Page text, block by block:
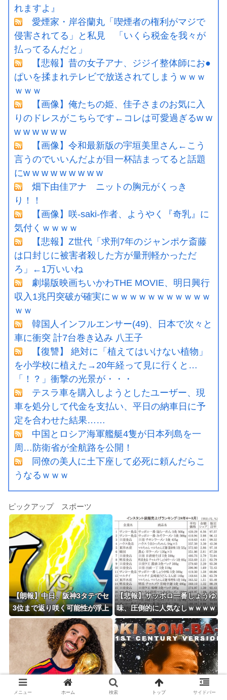
れますよ』
愛煙家・岸谷蘭丸「喫煙者の権利がマジで
侵害されてる」と私見 「いくら税金を我々が
払ってるんだと」
【悲報】昔の女子アナ、ジジイ整体師にお●
ぱいを揉まれテレビで放送されてしまうｗｗｗ
ｗｗｗ
【画像】俺たちの姫、佳子さまのお気に入
りのドレスがこちらです←コレは可愛過ぎるw w
w w w w w w
【画像】令和最新版の宇垣美里さん←こう
言うのでいいんだよが目一杯詰まってると話題
にw w w w w w w w w
畑下由佳アナ ニットの胸元がくっき
り！！
【画像】咲-saki-作者、ようやく『奇乳』に
気付くｗｗｗｗ
【悲報】Z世代「求刑7年のジャンポケ斎藤
は口封じに被害者殺した方が量刑軽かっただ
ろ」←1万いいね
劇場版映画ちいかわTHE MOVIE、明日興行
収入1兆円突破が確実にｗｗｗｗｗｗｗｗｗｗｗ
ｗｗ
韓国人インフルエンサー(49)、日本で次々と
車に衝突 計7台巻き込み 八王子
【復讐】 絶対に「植えてはいけない植物」
を小学校に植えた→20年経って見に行くと…
「！？」衝撃の光景が・・・
テスラ車を購入しようとしたユーザー、現
車を処分して代金を支払い、平日の納車日に予
定を合わせた結果……
中国とロシア海軍艦艇4隻が日本列島を一
周…防衛省が全航路を公開！
同僚の美人に土下座して必死に頼んだらこ
うなるｗｗｗ
ピックアップ スポーツ
【朗報】中日、阪神3タテでセ
3位まで返り咲く可能性が浮上
wwwwww
【悲報】サッポロ一番しょうゆ
味、圧倒的に人気なしｗｗｗｗ
ｗｗｗｗｗｗ
メニュー ホーム 検索 トップ サイドバー